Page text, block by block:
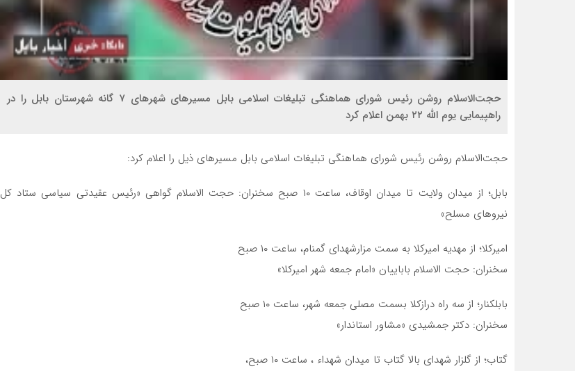
حجت‌الاسلام روشن رئیس شورای هماهنگی تبلیغات اسلامی بابل مسیرهای شهرهای ۷ گانه شهرستان بابل را در
راهپیمایی یوم الله ۲۲ بهمن اعلام کرد
حجت‌الاسلام روشن رئیس شورای هماهنگی تبلیغات اسلامی بابل مسیرهای ذیل را اعلام کرد:
بابل؛ از میدان ولایت تا میدان اوقاف، ساعت ۱۰ صبح سخنران: حجت الاسلام گواهی «رئیس عقیدتی سیاسی ستاد کل
نیروهای مسلح»
امیرکلا؛ از مهدیه امیرکلا به سمت مزارشهدای گمنام، ساعت ۱۰ صبح
سخنران: حجت الاسلام باباییان «امام جمعه شهر امیرکلا»
بابلکنار؛ از سه راه درازکلا بسمت مصلی جمعه شهر، ساعت ۱۰ صبح
سخنران: دکتر جمشیدی «مشاور استاندار»
گتاب؛ از گلزار شهدای بالا گتاب تا میدان شهداء ، ساعت ۱۰ صبح،